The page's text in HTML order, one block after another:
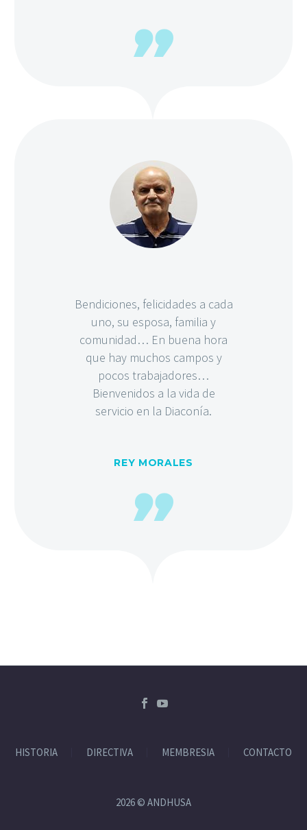

Bendiciones, felicidades a cada
uno, su esposa, familia y
comunidad… En buena hora
que hay muchos campos y
pocos trabajadores…
Bienvenidos a la vida de
servicio en la Diaconía.
REY MORALES

HISTORIA DIRECTIVA MEMBRESIA CONTACTO
2026 © ANDHUSA